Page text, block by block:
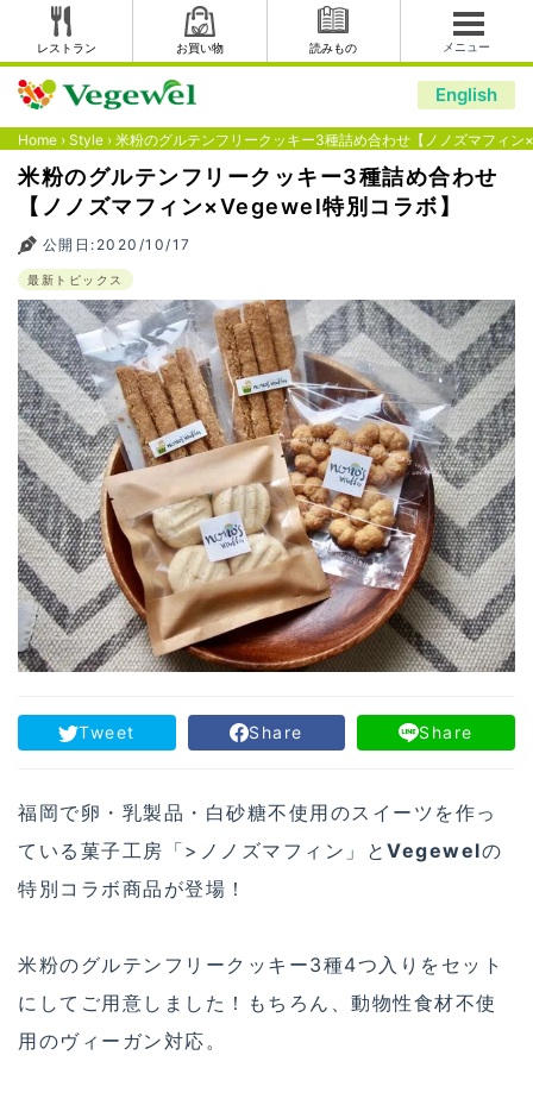
レストラン お買い物 読みもの メニュー
English
Home › Style › 米粉のグルテンフリークッキー3種詰め合わせ【ノノズマフィ
米粉のグルテンフリークッキー3種詰め合わせ
【ノノズマフィン×Vegewel特別コラボ】
公開日:2020/10/17
最新トピックス
Tweet Share Share
福岡で卵・乳製品・白砂糖不使用のスイーツを作っ
ている菓子工房「>ノノズマフィン」と Vegewelの
特別コラボ商品が登場！
米粉のグルテンフリークッキー3種4つ入りをセット
にしてご用意しました！もちろん、動物性食材不使
用のヴィーガン対応。